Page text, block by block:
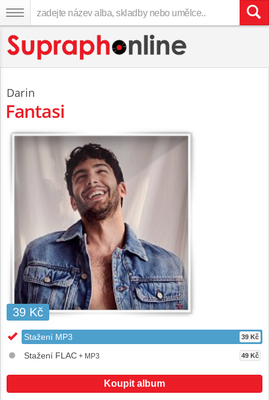
Darin
Fantasi
39 Kč
Stažení MP3 39 Kč
Stažení FLAC + MP3 49 Kč
Koupit album